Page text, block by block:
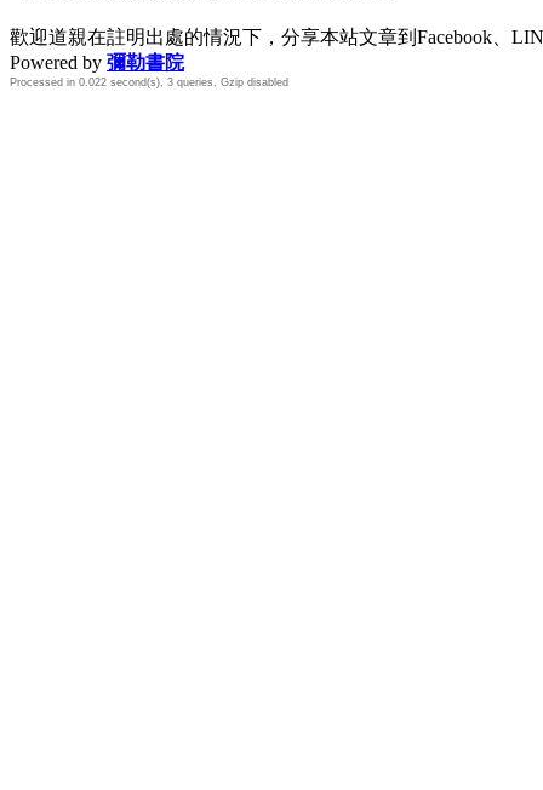
歡迎道親在註明出處的情況下，分享本站文章到Facebook、
Powered by 彌勒書院
Processed in 0.022 second(s), 3 queries, Gzip disabled